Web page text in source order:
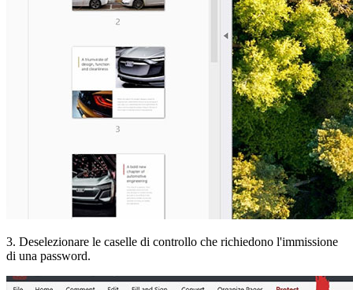
3. Deselezionare le caselle di controllo che richiedono l'immissione
di una password.